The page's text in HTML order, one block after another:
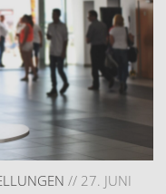
// 27. JUNI